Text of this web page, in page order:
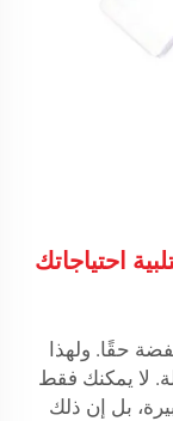
احتياجاتك
حقًا. ولهذا
لا يمكنك فقط
بل إن ذلك